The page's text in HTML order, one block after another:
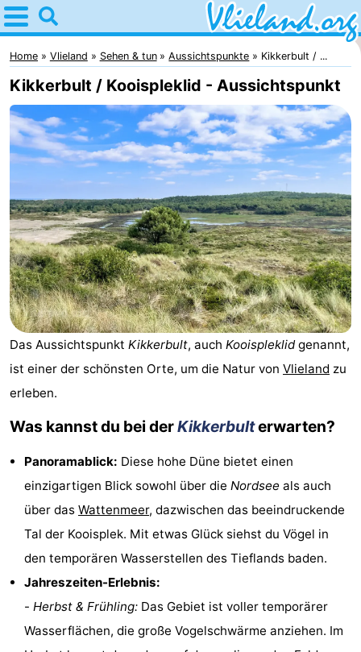
Home
Vlieland
Tipps
Für
kindern
Oost-
Vlieland
Natur
Übernachten
Appartements
-
Vlieduyn
Campingplätze
Lastminutes
Strand
Sehen
tun
Museen
Denkmäler
Aussichtspunkte
Attraktionen
Home Vlieland Sehen & tun Aussichtspunkte Kikkerbult / ...
Kikkerbult / Kooispleklid - Aussichtspunkt
Das Aussichtspunkt Kikkerbult, auch Kooispleklidgenannt,
ist einer der schönsten Orte, um die Natur von Vlieland zu
erleben.
Was kannst du bei derKikkerbulterwarten?
Panoramablick: Diese hohe Düne bietet einen
einzigartigen Blick sowohl über die Nordsee als auch
über das Wattenmeer, dazwischen das beeindruckende
Tal der Kooisplek. Mit etwas Glück siehst du Vögel in
den temporären Wasserstellen des Tieflands baden.
Jahreszeiten-Erlebnis:
- Herbst & Frühling: Das Gebiet ist voller temporärer
Wasserflächen, die große Vogelschwärme anziehen. Im